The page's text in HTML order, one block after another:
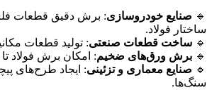
🔹 صنایع خودروسازی: برش دقیق قطعات
ساختار فولاد.
🔹 ساخت قطعات صنعتی: تولید قطعات
🔹 برش ورق‌های ضخیم: امکان برش فولاد
🔹 صنایع معماری و تزئینی: ایجاد طرح‌های
سنگ‌ها.